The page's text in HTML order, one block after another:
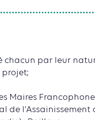
par leur
projet;
Maires
de